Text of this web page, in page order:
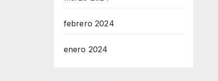
febrero 2024
enero 2024